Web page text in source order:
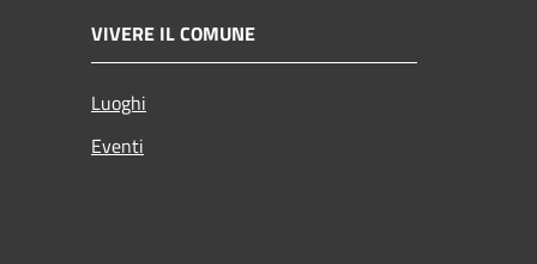
VIVERE IL COMUNE
Luoghi
Eventi